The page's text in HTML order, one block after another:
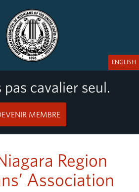
pas cavalier seul.
MEMBRE
ENGLISH
Region
Association